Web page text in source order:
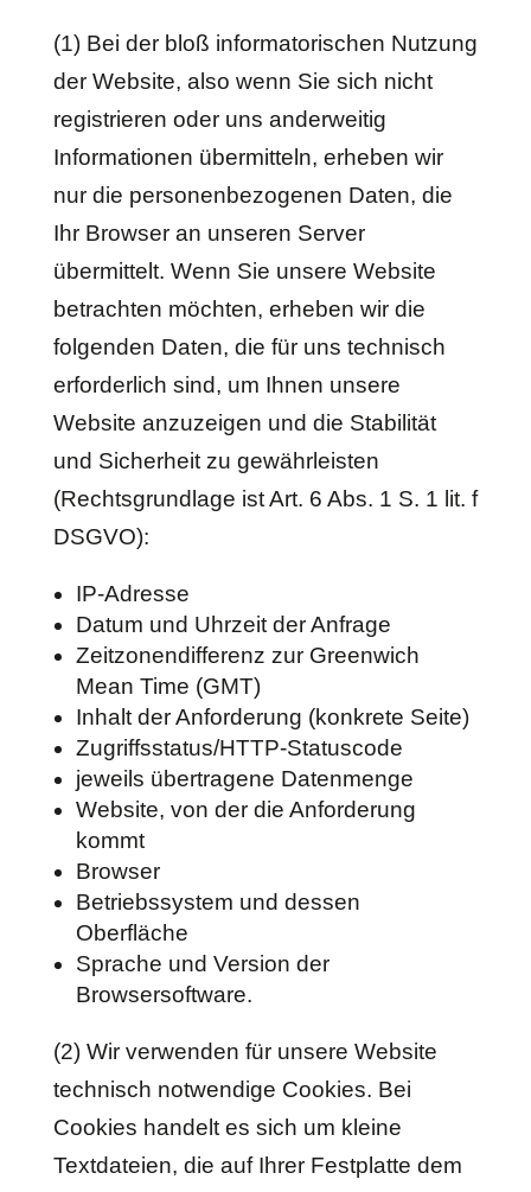
(1) Bei der bloß informatorischen Nutzung
der Website, also wenn Sie sich nicht
registrieren oder uns anderweitig
Informationen übermitteln, erheben wir
nur die personenbezogenen Daten, die
Ihr Browser an unseren Server
übermittelt. Wenn Sie unsere Website
betrachten möchten, erheben wir die
folgenden Daten, die für uns technisch
erforderlich sind, um Ihnen unsere
Website anzuzeigen und die Stabilität
und Sicherheit zu gewährleisten
(Rechtsgrundlage ist Art. 6 Abs. 1 S. 1 lit. f
DSGVO):
IP-Adresse
Datum und Uhrzeit der Anfrage
Zeitzonendifferenz zur Greenwich
Mean Time (GMT)
Inhalt der Anforderung (konkrete Seite)
Zugriffsstatus/HTTP-Statuscode
jeweils übertragene Datenmenge
Website, von der die Anforderung
kommt
Browser
Betriebssystem und dessen
Oberfläche
Sprache und Version der
Browsersoftware.
(2) Wir verwenden für unsere Website
technisch notwendige Cookies. Bei
Cookies handelt es sich um kleine
Textdateien, die auf Ihrer Festplatte dem